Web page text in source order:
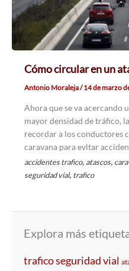
Cómo circular en un
Antonio Moraleja/14 de marzo
Ahora que se va acercando
mayor densidad de tráfico,
recordar a los conductores
caravana para evitar
accidentes trafico, atascos,
seguridad vial, trafico
Explora más
traficoseguridad vial